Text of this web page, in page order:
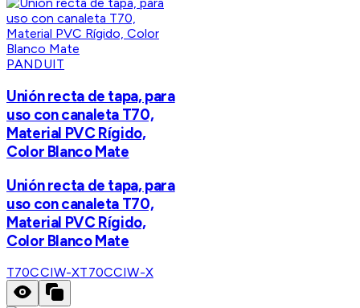
PANDUIT
Unión recta de tapa, para
uso con canaleta T70,
Material PVC Rígido,
Color Blanco Mate
Unión recta de tapa, para
uso con canaleta T70,
Material PVC Rígido,
Color Blanco Mate
T70CCIW-XT70CCIW-X